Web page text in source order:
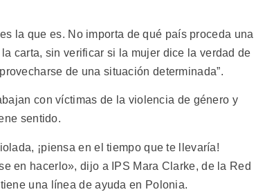
la que es. No importa de qué país proceda una
carta, sin verificar si la mujer dice la verdad de
de una situación determinada”.
con víctimas de la violencia de género y
sentido.
¡piensa en el tiempo que te llevaría!
en hacerlo», dijo a IPS Mara Clarke, de la Red
una línea de ayuda en Polonia.